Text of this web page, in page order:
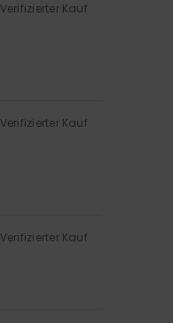
Verifizierter Kauf
Verifizierter Kauf
Verifizierter Kauf